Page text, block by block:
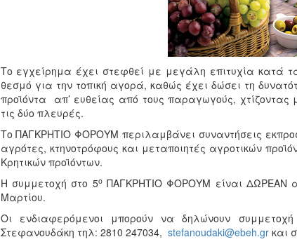
Το εγχείρημα έχει στεφθεί με μεγάλη επιτυχία κατά
θεσμό για την τοπική αγορά, καθώς έχει δώσει τη
προϊόντα απ’ ευθείας από τους παραγωγούς,
τις δύο πλευρές.
Το ΠΑΓΚΡΗΤΙΟ ΦΟΡΟΥΜ περιλαμβάνει συναντήσεις
αγρότες, κτηνοτρόφους και μεταποιητές αγροτικών
Κρητικών προϊόντων.
Η συμμετοχή στο 5οΠΑΓΚΡΗΤΙΟ ΦΟΡΟΥΜ είναι ΔΩΡΕΑΝ
Μαρτίου.
Οι ενδιαφερόμενοι μπορούν να δηλώνουν
Στεφανουδάκη τηλ: 2810 247034, stefanoudaki@ebeh.grκαι